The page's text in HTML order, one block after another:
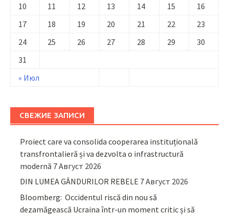
« Июл
10
11 12 13 14 15
16
17
18 19 20 21 22
23
24
25 26 27 28 29
30
31
СВЕЖИЕ ЗАПИСИ
Proiect care va consolida cooperarea instituțională
transfrontalieră și va dezvolta o infrastructură
modernă 7 Август 2026
DIN LUMEA GÂNDURILOR REBELE 7 Август 2026
Bloomberg: Occidentul riscă din nou să
dezamăgească Ucraina într-un moment critic și să